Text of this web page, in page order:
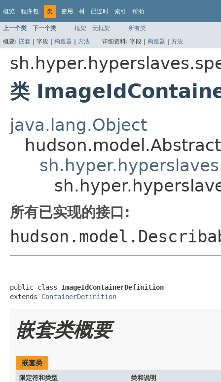
概览 程序包 类 使用 树 已过时 索引 帮助
上一个类 下一个类 框架 无框架
所有类
概要: 嵌套 | 字段 | 构造器 | 方法 详细资料: 字段 | 构造器 | 方法
类
java.lang.Object
所有已实现的接口:
public class ImageIdContainerDefinition
extends ContainerDefinition
嵌套类概要
嵌套类
限定符和类型 类和说明